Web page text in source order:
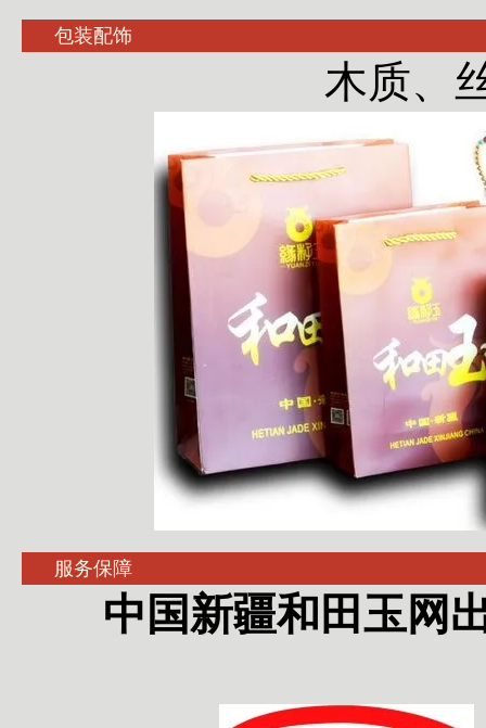
包装配饰
木质、
服务保障
中国新疆和田玉网